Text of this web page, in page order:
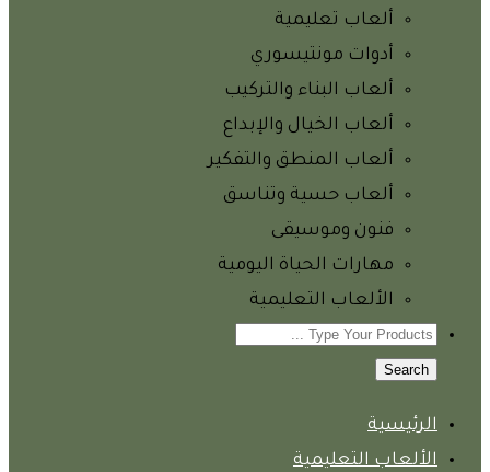
ألعاب تعليمية
أدوات مونتيسوري
ألعاب البناء والتركيب
ألعاب الخيال والإبداع
ألعاب المنطق والتفكير
ألعاب حسية وتناسق
فنون وموسيقى
مهارات الحياة اليومية
الألعاب التعليمية
Search
الرئيسية
الألعاب التعليمية